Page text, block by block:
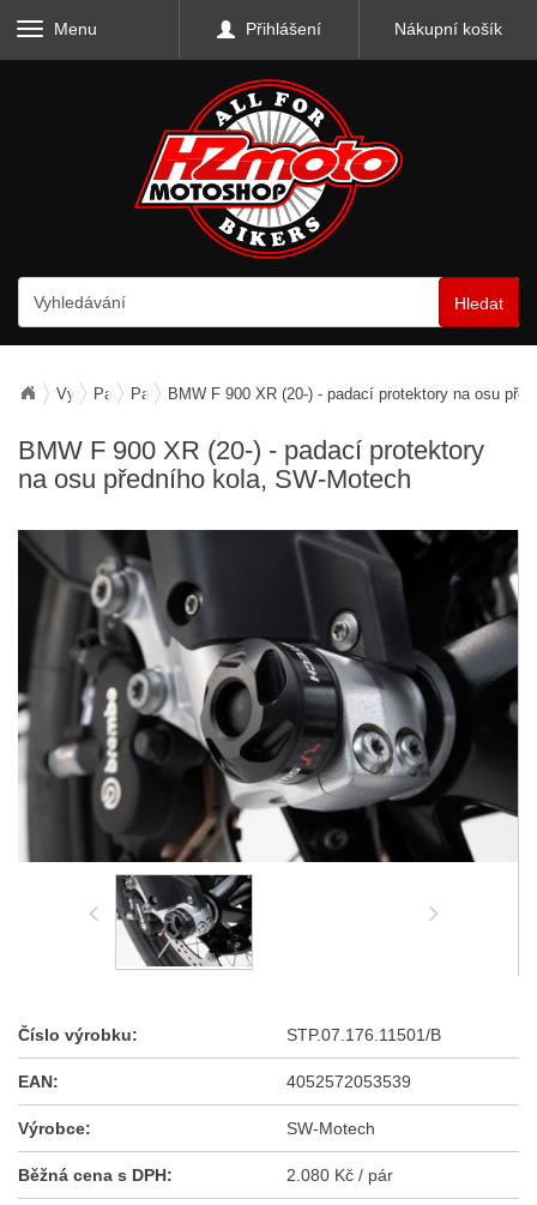
Menu Přihlášení Nákupní košík
Hledat
Vybavení motocyklu
Padací rámy a protektory
Padací protektory
BMW F 900 XR (20-) - padací protektory na osu
BMW F 900 XR (20-) - padací protektory
na osu předního kola, SW-Motech
Číslo výrobku: STP.07.176.11501/B
EAN: 4052572053539
Výrobce: SW-Motech
Běžná cena s DPH: 2.080 Kč / pár